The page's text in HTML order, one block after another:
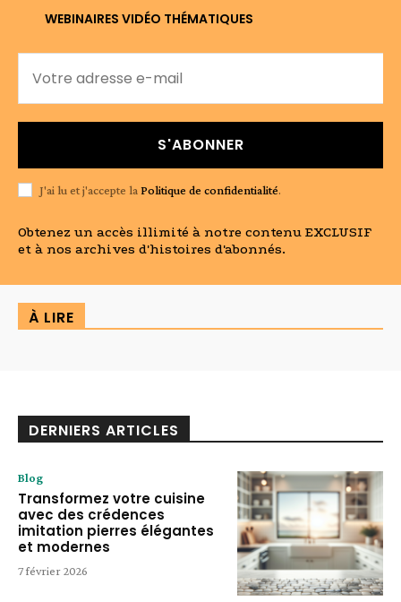
WEBINAIRES VIDÉO THÉMATIQUES
S'ABONNER
J'ai lu et j'accepte la Politique de confidentialité.
Obtenez un accès illimité à notre contenu EXCLUSIF
et à nos archives d'histoires d'abonnés.
À LIRE
DERNIERS ARTICLES
Blog
Transformez votre cuisine
avec des crédences
imitation pierres élégantes
et modernes
7 février 2026